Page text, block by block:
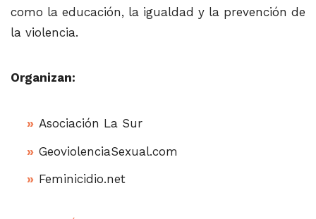
como la educación, la igualdad y la prevención de
la violencia.
Organizan:
Asociación La Sur
GeoviolenciaSexual.com
Feminicidio.net